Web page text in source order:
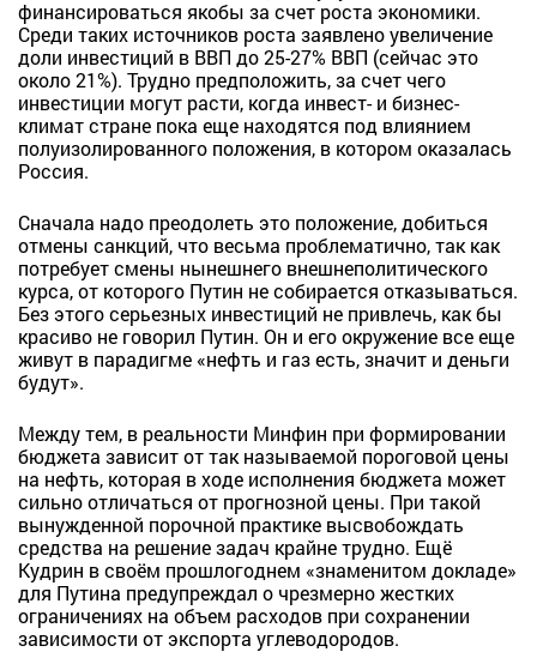
финансироваться якобы за счет роста экономики.
Среди таких источников роста заявлено увеличение
доли инвестиций в ВВП до 25-27% ВВП (сейчас это
около 21%). Трудно предположить, за счет чего
инвестиции могут расти, когда инвест- и бизнес-
климат стране пока еще находятся под влиянием
полуизолированного положения, в котором оказалась
Россия.
Сначала надо преодолеть это положение, добиться
отмены санкций, что весьма проблематично, так как
потребует смены нынешнего внешнеполитического
курса, от которого Путин не собирается отказываться.
Без этого серьезных инвестиций не привлечь, как бы
красиво не говорил Путин. Он и его окружение все еще
живут в парадигме «нефть и газ есть, значит и деньги
будут».
Между тем, в реальности Минфин при формировании
бюджета зависит от так называемой пороговой цены
на нефть, которая в ходе исполнения бюджета может
сильно отличаться от прогнозной цены. При такой
вынужденной порочной практике высвобождать
средства на решение задач крайне трудно. Ещё
Кудрин в своём прошлогоднем «знаменитом докладе»
для Путина предупреждал о чрезмерно жестких
ограничениях на объем расходов при сохранении
зависимости от экспорта углеводородов.